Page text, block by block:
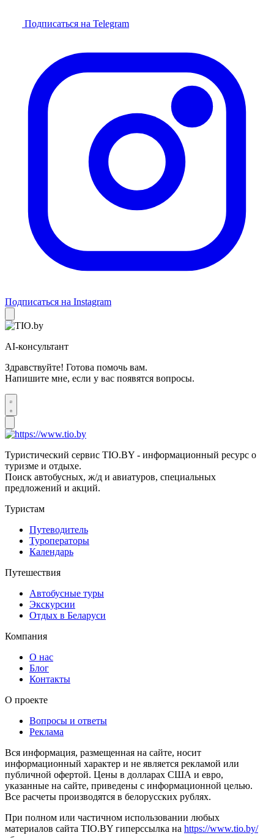
Подписаться на Telegram
Подписаться на Instagram
AI-консультант
Здравствуйте! Готова помочь вам.
Напишите мне, если у вас появятся вопросы.
Туристический сервис TIO.BY - информационный ресурс о
туризме и отдыхе.
Поиск автобусных, ж/д и авиатуров, специальных
предложений и акций.
Туристам
Путеводитель
Туроператоры
Календарь
Путешествия
Автобусные туры
Экскурсии
Отдых в Беларуси
Компания
О нас
Блог
Контакты
О проекте
Вопросы и ответы
Реклама
Вся информация, размещенная на сайте, носит
информационный характер и не является рекламой или
публичной офертой. Цены в долларах США и евро,
указанные на сайте, приведены с информационной целью.
Все расчеты производятся в белорусских рублях.
При полном или частичном использовании любых
материалов сайта TIO.BY гиперссылка на https://www.tio.by/